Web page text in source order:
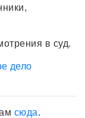
в суд.
дело
сюда.